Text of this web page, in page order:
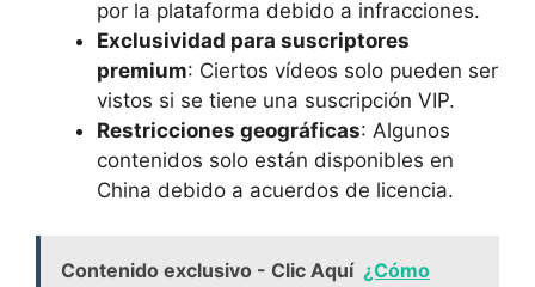
por la plataforma debido a infracciones.
Exclusividad para suscriptores
premium: Ciertos vídeos solo pueden ser
vistos si se tiene una suscripción VIP.
Restricciones geográficas: Algunos
contenidos solo están disponibles en
China debido a acuerdos de licencia.
Contenido exclusivo - Clic Aquí ¿Cómo